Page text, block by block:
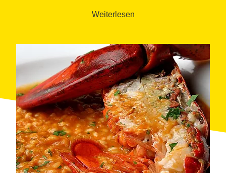
liegt das Bergmassivs von Ses Falugues. Gegenüber
Weiterlesen